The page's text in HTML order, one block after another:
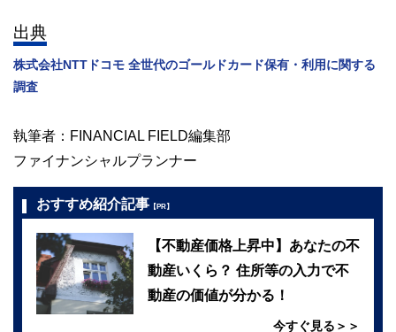
出典
株式会社NTTドコモ 全世代のゴールドカード保有・利用に関する
調査
執筆者：FINANCIAL FIELD編集部
ファイナンシャルプランナー
おすすめ紹介記事 【PR】
【不動産価格上昇中】あなたの不
動産いくら？ 住所等の入力で不
動産の価値が分かる！
今すぐ見る＞＞